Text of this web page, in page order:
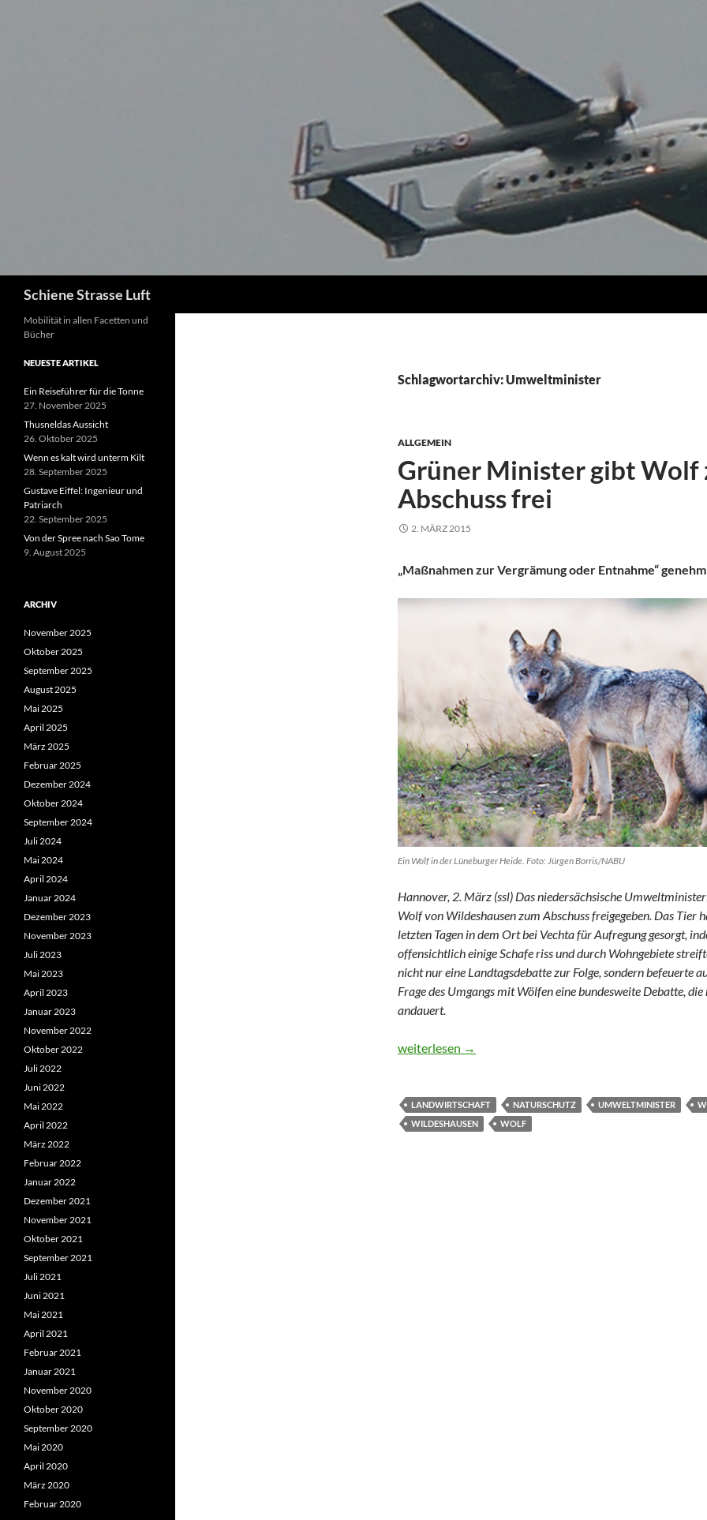
Schiene Strasse Luft
Schlagwortarchiv: Umweltminister
ALLGEMEIN
Grüner Minister gibt Wolf
Abschuss frei
2. MÄRZ 2015
„Maßnahmen zur Vergrämung oder Entnahme“
Ein Wolf in der Lüneburger Heide. Foto: Jürgen Borris/NABU
Hannover, 2. März (ssl) Das niedersächsische
Wolf von Wildeshausen zum Abschuss freigegeben. Das Tier
letzten Tagen in dem Ort bei Vechta für Aufregung gesorgt,
offensichtlich einige Schafe riss und durch Wohngebiete
nicht nur eine Landtagsdebatte zur Folge, sondern befeuerte
Frage des Umgangs mit Wölfen eine bundesweite Debatte, die
andauert.
Grüner Minister gibt Wolf zum Abschuss frei
weiterlesen →
LANDWIRTSCHAFT NATURSCHUTZ UMWELTMINISTER
WILDESHAUSEN
WOLF
Mobilität in allen Facetten und
Bücher
NEUESTE ARTIKEL
Ein Reiseführer für die Tonne
27. November 2025
Thusneldas Aussicht
26. Oktober 2025
Wenn es kalt wird unterm Kilt
28. September 2025
Gustave Eiffel: Ingenieur und
Patriarch
22. September 2025
Von der Spree nach Sao Tome
9. August 2025
ARCHIV
November 2025
Oktober 2025
September 2025
August 2025
Mai 2025
April 2025
März 2025
Februar 2025
Dezember 2024
Oktober 2024
September 2024
Juli 2024
Mai 2024
April 2024
Januar 2024
Dezember 2023
November 2023
Juli 2023
Mai 2023
April 2023
Januar 2023
November 2022
Oktober 2022
Juli 2022
Juni 2022
Mai 2022
April 2022
März 2022
Februar 2022
Januar 2022
Dezember 2021
November 2021
Oktober 2021
September 2021
Juli 2021
Juni 2021
Mai 2021
April 2021
Februar 2021
Januar 2021
November 2020
Oktober 2020
September 2020
Mai 2020
April 2020
März 2020
Februar 2020